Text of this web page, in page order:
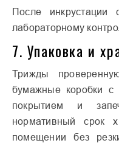
После инкрустации
лабораторному
7. Упаковка и
Трижды
бумажные коробки с
покрытием и
нормативный срок
помещении без